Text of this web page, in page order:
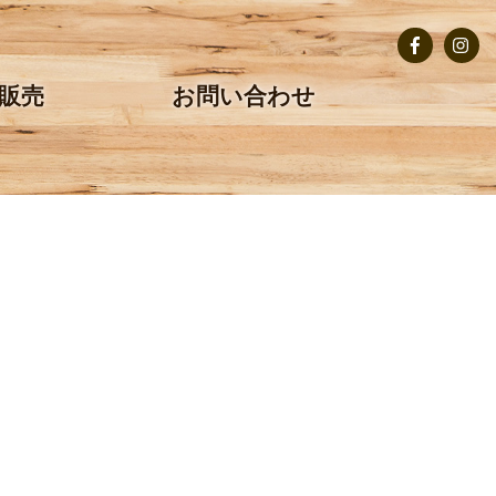
売 お問い合わせ
Facebook